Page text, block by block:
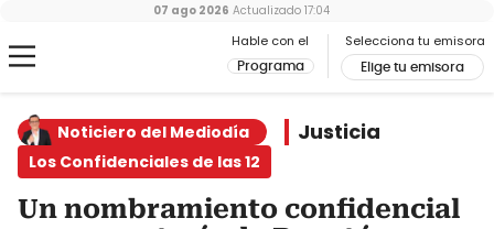
Hable con el
Programa
Selecciona tu emisora
Elige tu emisora
07 ago 2026 Actualizado 17:04
Noticiero del Mediodía Justicia
Los Confidenciales de las 12
Un nombramiento confidencial